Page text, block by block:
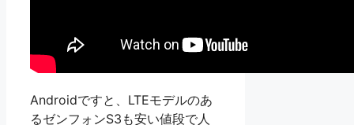
Androidですと、LTEモデルのあ
るゼンフォンS3も安い値段で人